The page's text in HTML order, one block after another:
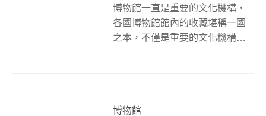
博物館一直是重要的文化機構，
各國博物館館內的收藏堪稱一國
之本，不僅是重要的文化機構，
要聽過的呢？這裡選擇了五棟世
博物館